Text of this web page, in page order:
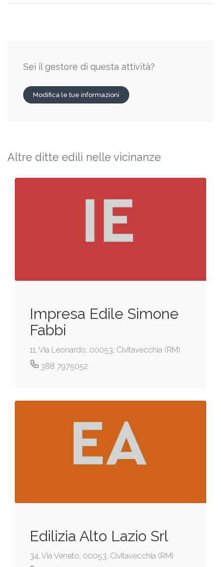
Sei il gestore di questa attività?
Modifica le tue informazioni
Altre ditte edili nelle vicinanze
Impresa Edile Simone
Fabbi
11, Via Leonardo, 00053, Civitavecchia (RM)
388 7975052
Edilizia Alto Lazio Srl
34, Via Veneto, 00053, Civitavecchia (RM)